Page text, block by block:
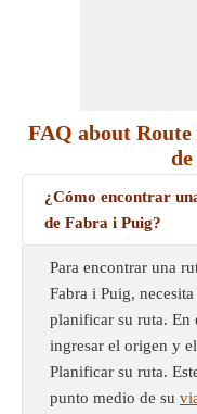
FAQ about
¿Cómo encontrar
de Fabra i Puig?
Para encontrar una
Fabra i Puig,
planificar su ruta. En
ingresar el origen y
Planificar su ruta.
punto medio de su